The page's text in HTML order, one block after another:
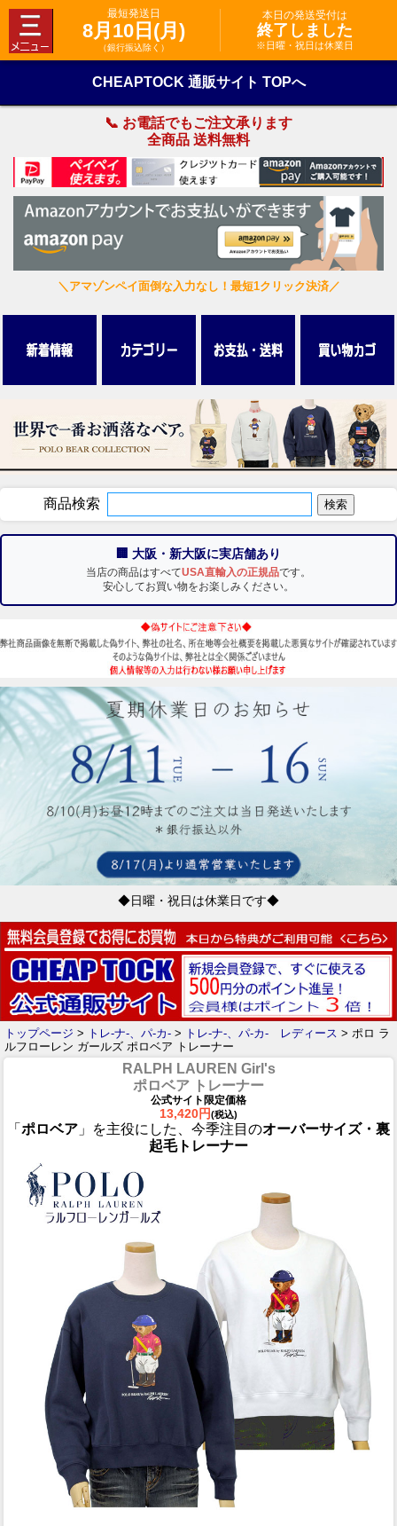
最短発送日
8月10日(月)
（銀行振込除く）
本日の発送受付は
終了しました
※日曜・祝日は休業日
CHEAPTOCK 通販サイト TOPへ
📞 お電話でもご注文承ります
全商品 送料無料
＼アマゾンペイ面倒な入力なし！最短1クリック決済／
商品検索
🏢 大阪・新大阪に実店舗あり
当店の商品はすべてUSA直輸入の正規品です。
安心してお買い物をお楽しみください。
◆日曜・祝日は休業日です◆
トップページ > トレ-ナ-、パ-カ- > トレ-ナ-、パ-カ- レディース > ポロ ラ
ルフローレン ガールズ ポロベア トレーナー
RALPH LAUREN Girl's
ポロベア トレーナー
公式サイト限定価格
13,420円(税込)
「 ポロベア 」を主役にした、今季注目のオーバーサイズ・裏
起毛トレーナー